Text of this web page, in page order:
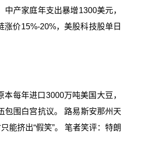
产家庭年支出暴增1300美元，
价15%-20%，美股科技股单日
每年进口3000万吨美国大豆，
包围白宫抗议。 路易斯安那州天
能挤出“假笑”。 笔者笑评：特朗